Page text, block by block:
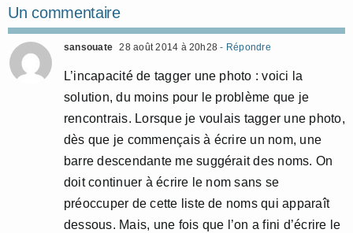
Un commentaire
sansouate 28 août 2014 à 20h28 - Répondre
L’incapacité de tagger une photo : voici la
solution, du moins pour le problème que je
rencontrais. Lorsque je voulais tagger une photo,
dès que je commençais à écrire un nom, une
barre descendante me suggérait des noms. On
doit continuer à écrire le nom sans se
préoccuper de cette liste de noms qui apparaît
dessous. Mais, une fois que l’on a fini d’écrire le